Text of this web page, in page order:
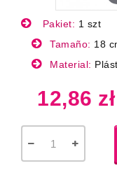
Pakiet: 1 szt
Tamaño: 18
Material:
12,86 zł